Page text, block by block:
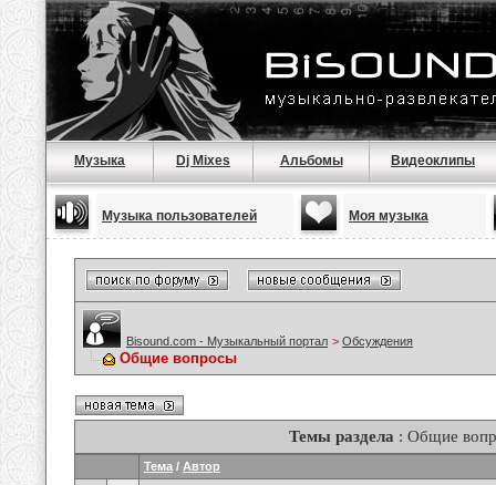
Музыка Dj Mixes Альбомы Видеоклипы
Музыка пользователей Моя музыка
Bisound.com - Музыкальный портал > Обсуждения
Общие вопросы
Темы раздела : Общие
Тема / Автор